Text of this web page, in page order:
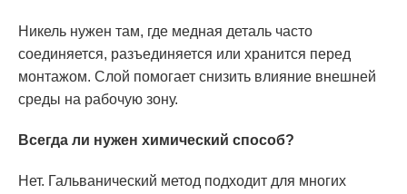
Никель нужен там, где медная деталь часто
соединяется, разъединяется или хранится перед
монтажом. Слой помогает снизить влияние внешней
среды на рабочую зону.
Всегда ли нужен химический способ?
Нет. Гальванический метод подходит для многих